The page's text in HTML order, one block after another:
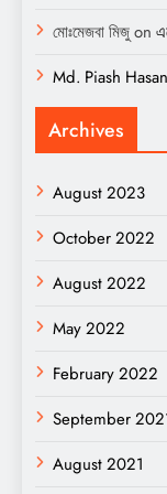
মোঃমেজবা মিজুon
Md. Piash Hasan
Archives
August 2023
October 2022
August 2022
May 2022
February 2022
September
August 2021